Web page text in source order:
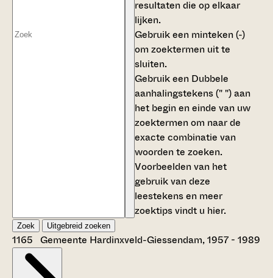
resultaten die op elkaar
lijken.
Gebruik een minteken (-)
om zoektermen uit te
sluiten.
Gebruik een Dubbele
aanhalingstekens (" ")aan
het begin en einde van uw
zoektermen om naar de
exacte combinatie van
woorden te zoeken.
Voorbeelden van het
gebruik van deze
leestekens en meer
zoektips vindt u hier.
Zoek Uitgebreid zoeken
1165 Gemeente Hardinxveld-Giessendam, 1957 - 1989